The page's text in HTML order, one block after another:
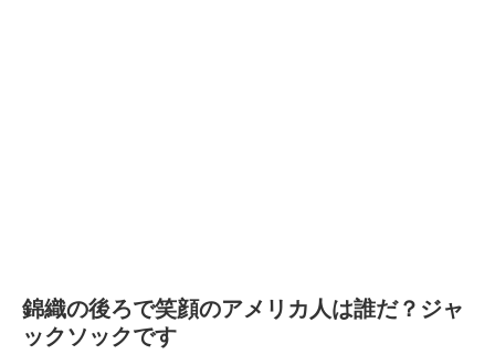
錦織の後ろで笑顔のアメリカ人は誰だ？ジャ
ックソックです